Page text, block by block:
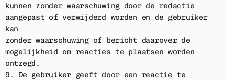
kunnen zonder waarschuwing door de redactie
aangepast of verwijderd worden en de gebruiker
kan
zonder waarschuwing of bericht daarover de
mogelijkheid om reacties te plaatsen worden
ontzegd.
9. De gebruiker geeft door een reactie te